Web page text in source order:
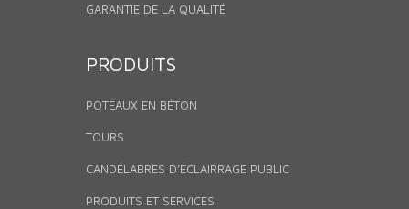
GARANTIE DE LA QUALITÉ
PRODUITS
POTEAUX EN BÉTON
TOURS
CANDÉLABRES D’ÉCLAIRRAGE PUBLIC
PRODUITS ET SERVICES